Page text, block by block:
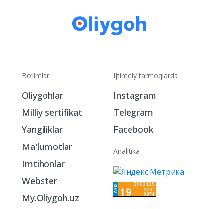
Bo‘limlar
Oliygohlar
Milliy sertifikat
Yangiliklar
Ma'lumotlar
Imtihonlar
Webster
My.Oliygoh.uz
Ijtimoiy tarmoqlarda
Instagram
Telegram
Facebook
Analitika